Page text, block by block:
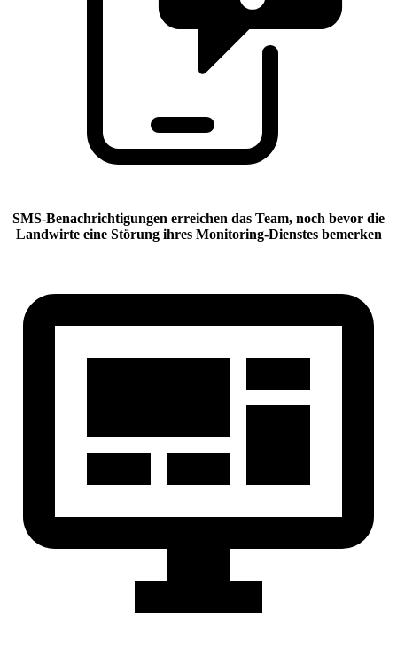
SMS-Benachrichtigungen erreichen das Team, noch bevor die
Landwirte eine Störung ihres Monitoring-Dienstes bemerken